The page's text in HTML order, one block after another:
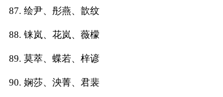
87. 绘尹、彤燕、歆纹
88. 铼岚、花岚、薇檬
89. 莫萃、蝶若、梓谚
90. 娴莎、泱菁、君裴